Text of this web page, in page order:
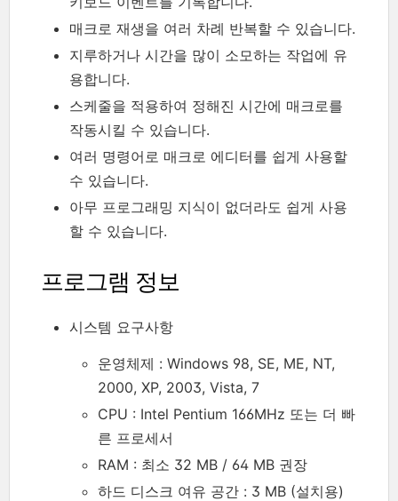
매크로 재생을 여러 차례 반복할 수 있습니다.
지루하거나 시간을 많이 소모하는 작업에 유
용합니다.
스케줄을 적용하여 정해진 시간에 매크로를
작동시킬 수 있습니다.
여러 명령어로 매크로 에디터를 쉽게 사용할
수 있습니다.
아무 프로그래밍 지식이 없더라도 쉽게 사용
할 수 있습니다.
프로그램 정보
시스템 요구사항
운영체제 : Windows 98, SE, ME, NT,
2000, XP, 2003, Vista, 7
CPU : Intel Pentium 166MHz 또는 더 빠
른 프로세서
RAM : 최소 32 MB / 64 MB 권장
하드 디스크 여유 공간 : 3 MB (설치용)